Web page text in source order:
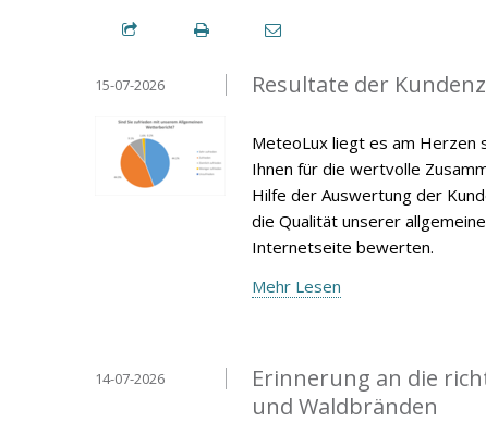
Resultate der
15-07-2026
MeteoLux liegt es am Herzen
Ihnen für die wertvolle
Hilfe der Auswertung der
die Qualität unserer
Internetseite bewerten.
Mehr Lesen
Erinnerung an die
und Waldbränden
14-07-2026